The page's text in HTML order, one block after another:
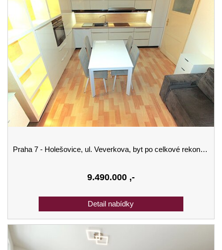
Praha 7 - Holešovice, ul. Veverkova, byt po celkové rekonstrukci, 2+kk, 50m2 + vestavěné patro, 2 x šatna.
9.490.000 ,-